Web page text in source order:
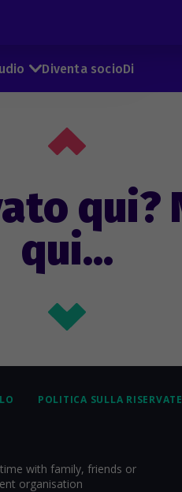
Diventa socioDi
qui?
qui...
POLITICA SULLA
with family, friends or
organisation